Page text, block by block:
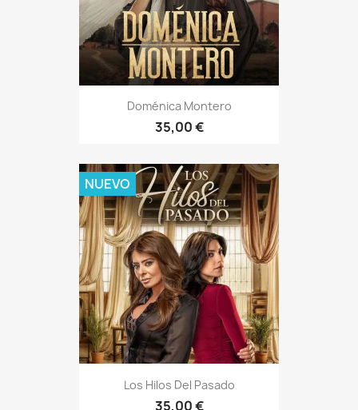
Doménica Montero
35,00 €
Los Hilos Del Pasado
35,00 €
NUEVO